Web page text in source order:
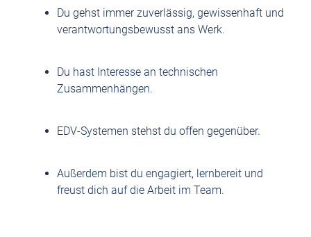
Du gehst immer zuverlässig, gewissenhaft und
verantwortungsbewusst ans Werk.
Du hast Interesse an technischen
Zusammenhängen.
EDV-Systemen stehst du offen gegenüber.
Außerdem bist du engagiert, lernbereit und
freust dich auf die Arbeit im Team.